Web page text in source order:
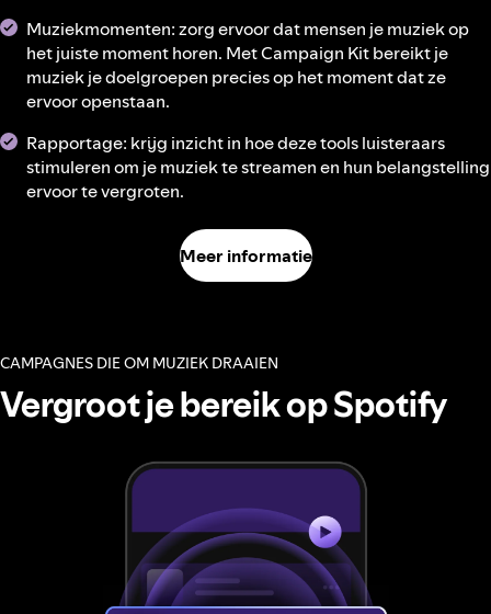
Muziekmomenten: zorg ervoor dat mensen je muziek op
het juiste moment horen. Met Campaign Kit bereikt je
muziek je doelgroepen precies op het moment dat ze
ervoor openstaan.
Rapportage: krijg inzicht in hoe deze tools luisteraars
stimuleren om je muziek te streamen en hun belangstelling
ervoor te vergroten.
Meer informatie
CAMPAGNES DIE OM MUZIEK DRAAIEN
Vergroot je bereik op Spotify